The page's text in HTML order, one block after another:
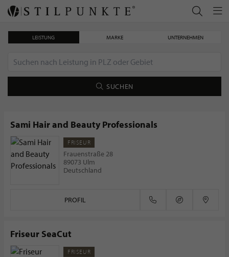
Mühle Rasurkultur – Die Meissen Edition
LEISTUNG MARKE UNTERNEHMEN
SUCHEN
Sami Hair and Beauty Professionals
FRISEUR
Frauenstraße 28
89073 Ulm
Deutschland
PROFIL
Friseur SeaCut
FRISEUR